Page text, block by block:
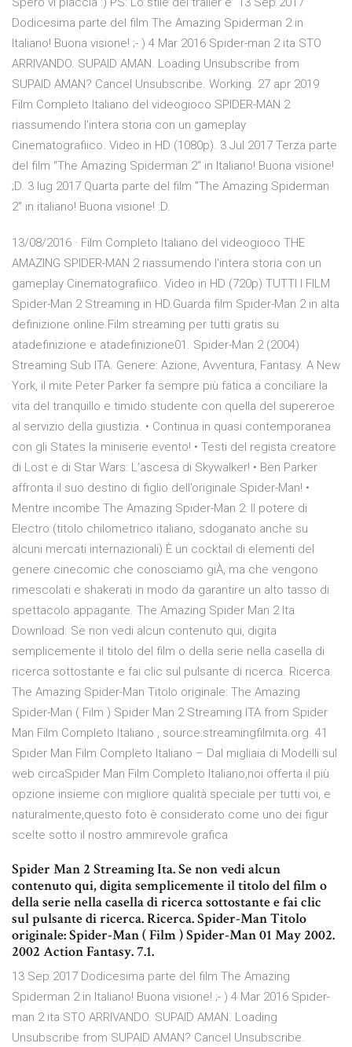
Dodicesima parte del film The Amazing Spiderman 2 in
Italiano! Buona visione! ;- ) 4 Mar 2016 Spider-man 2 ita STO
ARRIVANDO. SUPAID AMAN. Loading Unsubscribe from
SUPAID AMAN? Cancel Unsubscribe. Working. 27 apr 2019
Film Completo Italiano del videogioco SPIDER-MAN 2
riassumendo l'intera storia con un gameplay
Cinematografiico. Video in HD (1080p). 3 Jul 2017 Terza parte
del film "The Amazing Spiderman 2" in Italiano! Buona visione!
;D. 3 lug 2017 Quarta parte del film "The Amazing Spiderman
2" in italiano! Buona visione! :D.
13/08/2016 · Film Completo Italiano del videogioco THE
AMAZING SPIDER-MAN 2 riassumendo l'intera storia con un
gameplay Cinematografiico. Video in HD (720p) TUTTI I FILM
Spider-Man 2 Streaming in HD.Guarda film Spider-Man 2 in alta
definizione online.Film streaming per tutti gratis su
atadefinizione e atadefinizione01. Spider-Man 2 (2004)
Streaming Sub ITA. Genere: Azione, Avventura, Fantasy. A New
York, il mite Peter Parker fa sempre più fatica a conciliare la
vita del tranquillo e timido studente con quella del supereroe
al servizio della giustizia. • Continua in quasi contemporanea
con gli States la miniserie evento! • Testi del regista creatore
di Lost e di Star Wars: L’ascesa di Skywalker! • Ben Parker
affronta il suo destino di figlio dell’originale Spider-Man! •
Mentre incombe The Amazing Spider-Man 2: Il potere di
Electro (titolo chilometrico italiano, sdoganato anche su
alcuni mercati internazionali) È un cocktail di elementi del
genere cinecomic che conosciamo giÀ, ma che vengono
rimescolati e shakerati in modo da garantire un alto tasso di
spettacolo appagante. The Amazing Spider Man 2 Ita
Download. Se non vedi alcun contenuto qui, digita
semplicemente il titolo del film o della serie nella casella di
ricerca sottostante e fai clic sul pulsante di ricerca. Ricerca.
The Amazing Spider-Man Titolo originale: The Amazing
Spider-Man ( Film ) Spider Man 2 Streaming ITA from Spider
Man Film Completo Italiano , source:streamingfilmita.org. 41
Spider Man Film Completo Italiano – Dal migliaia di Modelli sul
web circaSpider Man Film Completo Italiano,noi offerta il più
opzione insieme con migliore qualità speciale per tutti voi, e
naturalmente,questo foto è considerato come uno dei figur
scelte sotto il nostro ammirevole grafica
Spider Man 2 Streaming Ita. Se non vedi alcun
contenuto qui, digita semplicemente il titolo del film o
della serie nella casella di ricerca sottostante e fai clic
sul pulsante di ricerca. Ricerca. Spider-Man Titolo
originale: Spider-Man ( Film ) Spider-Man 01 May 2002.
2002 Action Fantasy. 7.1.
13 Sep 2017 Dodicesima parte del film The Amazing
Spiderman 2 in Italiano! Buona visione! ;- ) 4 Mar 2016 Spider-
man 2 ita STO ARRIVANDO. SUPAID AMAN. Loading
Unsubscribe from SUPAID AMAN? Cancel Unsubscribe.